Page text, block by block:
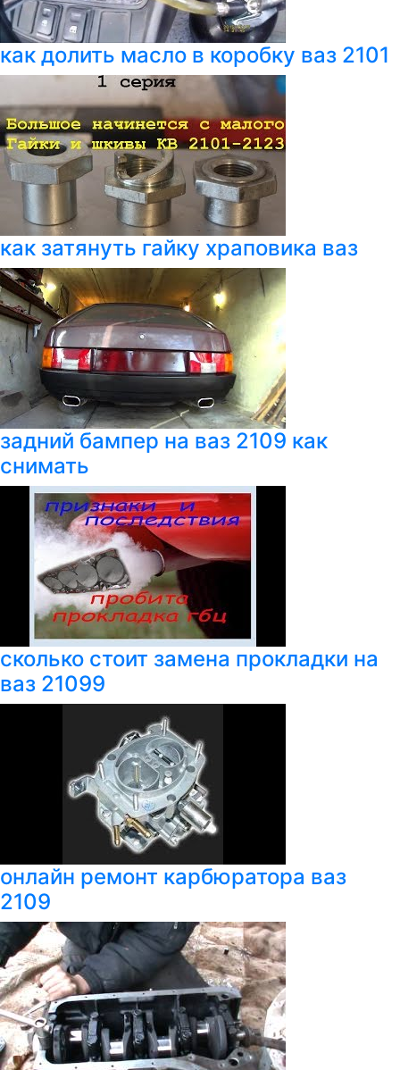
как долить масло в коробку ваз 2101
как затянуть гайку храповика ваз
задний бампер на ваз 2109 как
снимать
сколько стоит замена прокладки на
ваз 21099
онлайн ремонт карбюратора ваз
2109